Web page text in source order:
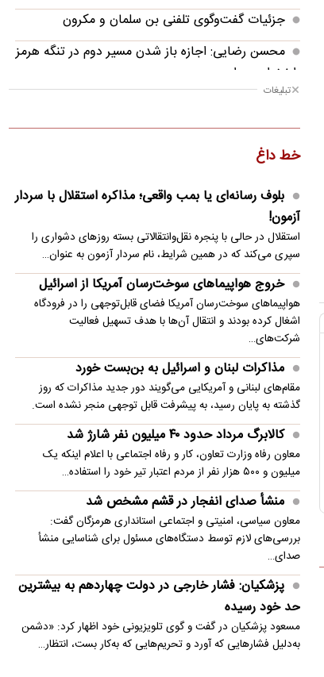
جزئیات گفت‌وگوی تلفنی بن سلمان و مکرون
محسن رضایی: اجازه باز شدن مسیر دوم در تنگه هرمز
را نخواهیم داد
راه است؟
کالابرگ مرداد حدود ۴۰‌ میلیون نفر شارژ شد
بارش‌های تابستانه در راه ۱۱ استان
رابرت دنیرو: کشور من دیگر دوست داشتنی نیست
تبلیغات
خط داغ
بلوف رسانه‌ای یا بمب واقعی؛ مذاکره استقلال با سردار
آزمون!
استقلال در حالی با پنجره نقل‌وانتقالاتی بسته روزهای دشواری را
سپری می‌کند که در همین شرایط، نام سردار آزمون به عنوان…
خروج هواپیماهای سوخت‌رسان آمریکا از اسرائیل
هواپیماهای سوخت‌رسان آمریکا فضای قابل‌توجهی را در فرودگاه
اشغال کرده بودند و انتقال آن‌ها با هدف تسهیل فعالیت
شرکت‌های…
مذاکرات لبنان و اسرائیل به بن‌بست خورد
مقام‌های لبنانی و آمریکایی می‌گویند دور جدید مذاکرات که روز
گذشته به پایان رسید، به پیشرفت قابل توجهی منجر نشده است.
کالابرگ مرداد حدود ۴۰‌ میلیون نفر شارژ شد
معاون رفاه وزارت تعاون، کار و رفاه اجتماعی با اعلام اینکه یک
میلیون و ۵۰۰ هزار نفر از مردم اعتبار تیر خود را استفاده…
منشأ صدای انفجار در قشم مشخص شد
معاون سیاسی، امنیتی و اجتماعی استانداری هرمزگان گفت:
بررسی‌های لازم توسط دستگاه‌های مسئول برای شناسایی منشأ
صدای…
پزشکیان: فشار خارجی در دولت چهاردهم به بیشترین
حد خود رسیده
مسعود پزشکیان در گفت و گوی تلویزیونی خود اظهار کرد: «دشمن
به‌دلیل فشارهایی که آورد و تحریم‌هایی که به‌کار بست، انتظار…